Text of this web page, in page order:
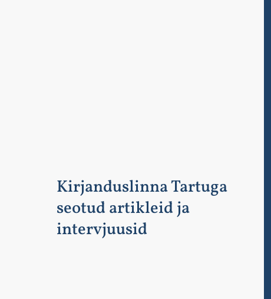
Kirjanduslinna Tartuga
seotud artikleid ja
intervjuusid